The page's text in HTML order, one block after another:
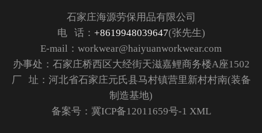
石家庄海源劳保用品有限公司
电 话： +8619948039647(张先生)
E-mail：workwear@haiyuanworkwear.com
办事处：石家庄桥西区大经街天滋嘉鲤商务楼A座1502
厂 址：河北省石家庄元氏县马村镇营里新村村南(装备
制造基地)
备案号： 冀ICP备12011659号-1 XML